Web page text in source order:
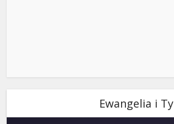
Ewangelia i Ty